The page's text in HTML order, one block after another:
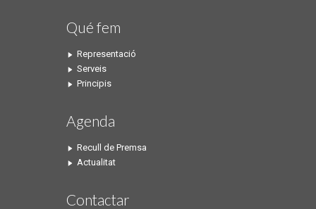
Qué fem
Representació
Serveis
Principis
Agenda
Recull de Premsa
Actualitat
Contactar